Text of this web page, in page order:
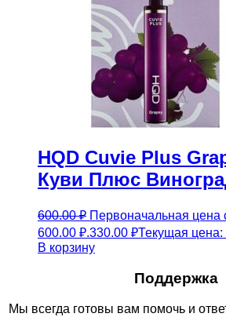
HQD Cuvie Plus
Куви Плюс
600.00₽ Первоначальная цена
600.00 ₽.330.00 ₽Текущая цена:
В корзину
Поддержка
Мы всегда готовы вам помочь и